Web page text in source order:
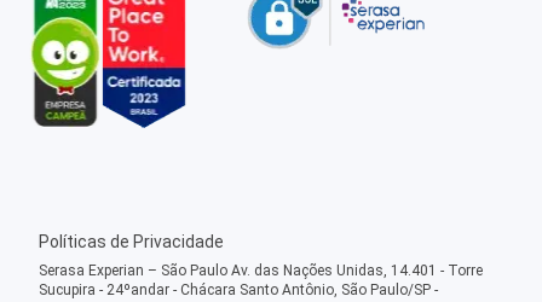
Políticas de Privacidade
Serasa Experian – São Paulo Av. das Nações Unidas, 14.401 - Torre
Sucupira - 24ºandar - Chácara Santo Antônio, São Paulo/SP -